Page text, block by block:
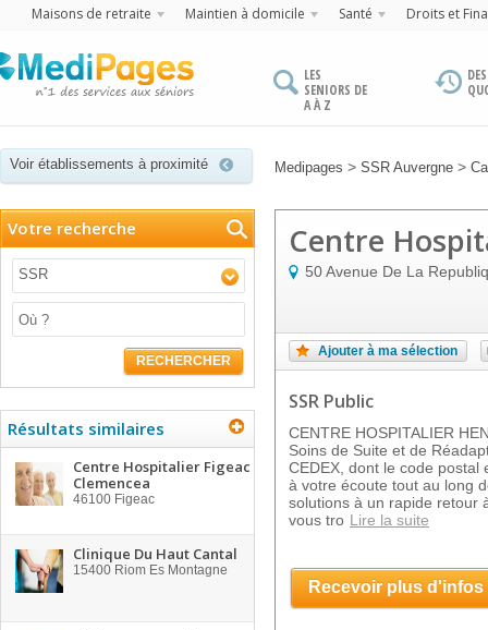
Maisons de retraite Maintien à domicile Santé Droits et
LES
SENIORS DE
A À Z
Voir établissements à proximité Medipages > SSR Auvergne >
Votre recherche
SSR
RECHERCHER
Résultats similaires
Centre Hospitalier Figeac
Clemencea
46100 Figeac
Clinique Du Haut Cantal
15400 Riom Es Montagne
Centre
50 Avenue De La
Ajouter à ma sélection
SSR Public
CENTRE HOSPITALIER
Soins de Suite et de
CEDEX, dont le code postal
à votre écoute tout au long
solutions à un rapide retour
vous tro Lire la suite
Recevoir plus d'infos